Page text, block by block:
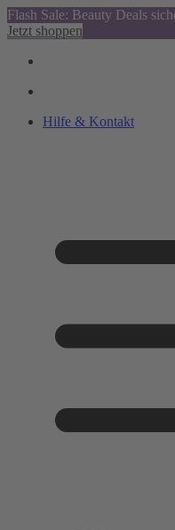
Flash Sale: Beauty Deals
Jetzt shoppen
Hilfe & Kontakt